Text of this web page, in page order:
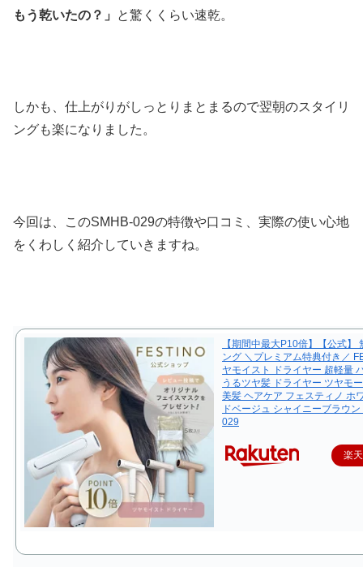
もう乾いたの？」
と驚くくらい速乾。
しかも、仕上がりがしっとりまとまるので翌朝のスタイリ
ングも楽になりました。
今回は、このSMHB-029の特徴や口コミ、実際の使い心地
をくわしく紹介していきますね。
【期間中最大P10倍】【公式】
ング ＼プレミアム特典付き／
ヤモイスト ドライヤー 超軽量
うるツヤ髪 ドライヤー ツヤモ
美髪 ヘアケア フェスティノ ホ
ドベージュ シャイニーブラウ
029
楽